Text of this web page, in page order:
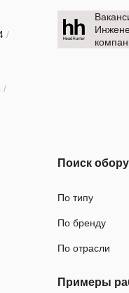
/
/
Поиск
По типу
По бренду
По отрасли
Примеры